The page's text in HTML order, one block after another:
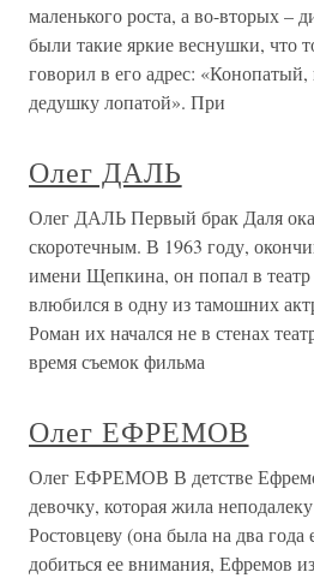
маленького роста, а во-вторых –
были такие яркие веснушки, что
говорил в его адрес:
дедушку лопатой». При
Олег ДАЛЬ
Олег ДАЛЬ Первый брак Даля
скоротечным. В 1963 году,
имени Щепкина, он попал в
влюбился в одну из тамошних
Роман их начался не в стенах
время съемок фильма
Олег ЕФРЕМОВ
Олег ЕФРЕМОВ В детстве
девочку, которая жила
Ростовцеву (она была на два
добиться ее внимания, Ефремов